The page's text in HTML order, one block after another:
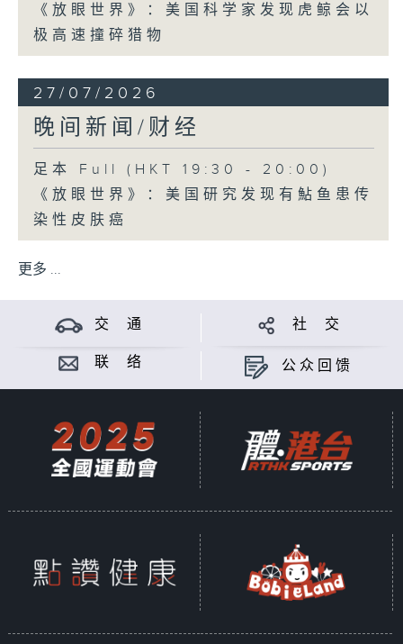
《放眼世界》：美国科学家发现虎鲸会以
极高速撞碎猎物
27/07/2026
晚间新闻/财经
足本 Full (HKT 19:30 - 20:00)
《放眼世界》：美国研究发现有鮎鱼患传
染性皮肤癌
更多 ...
交 通 社 交
联 络 公众回馈